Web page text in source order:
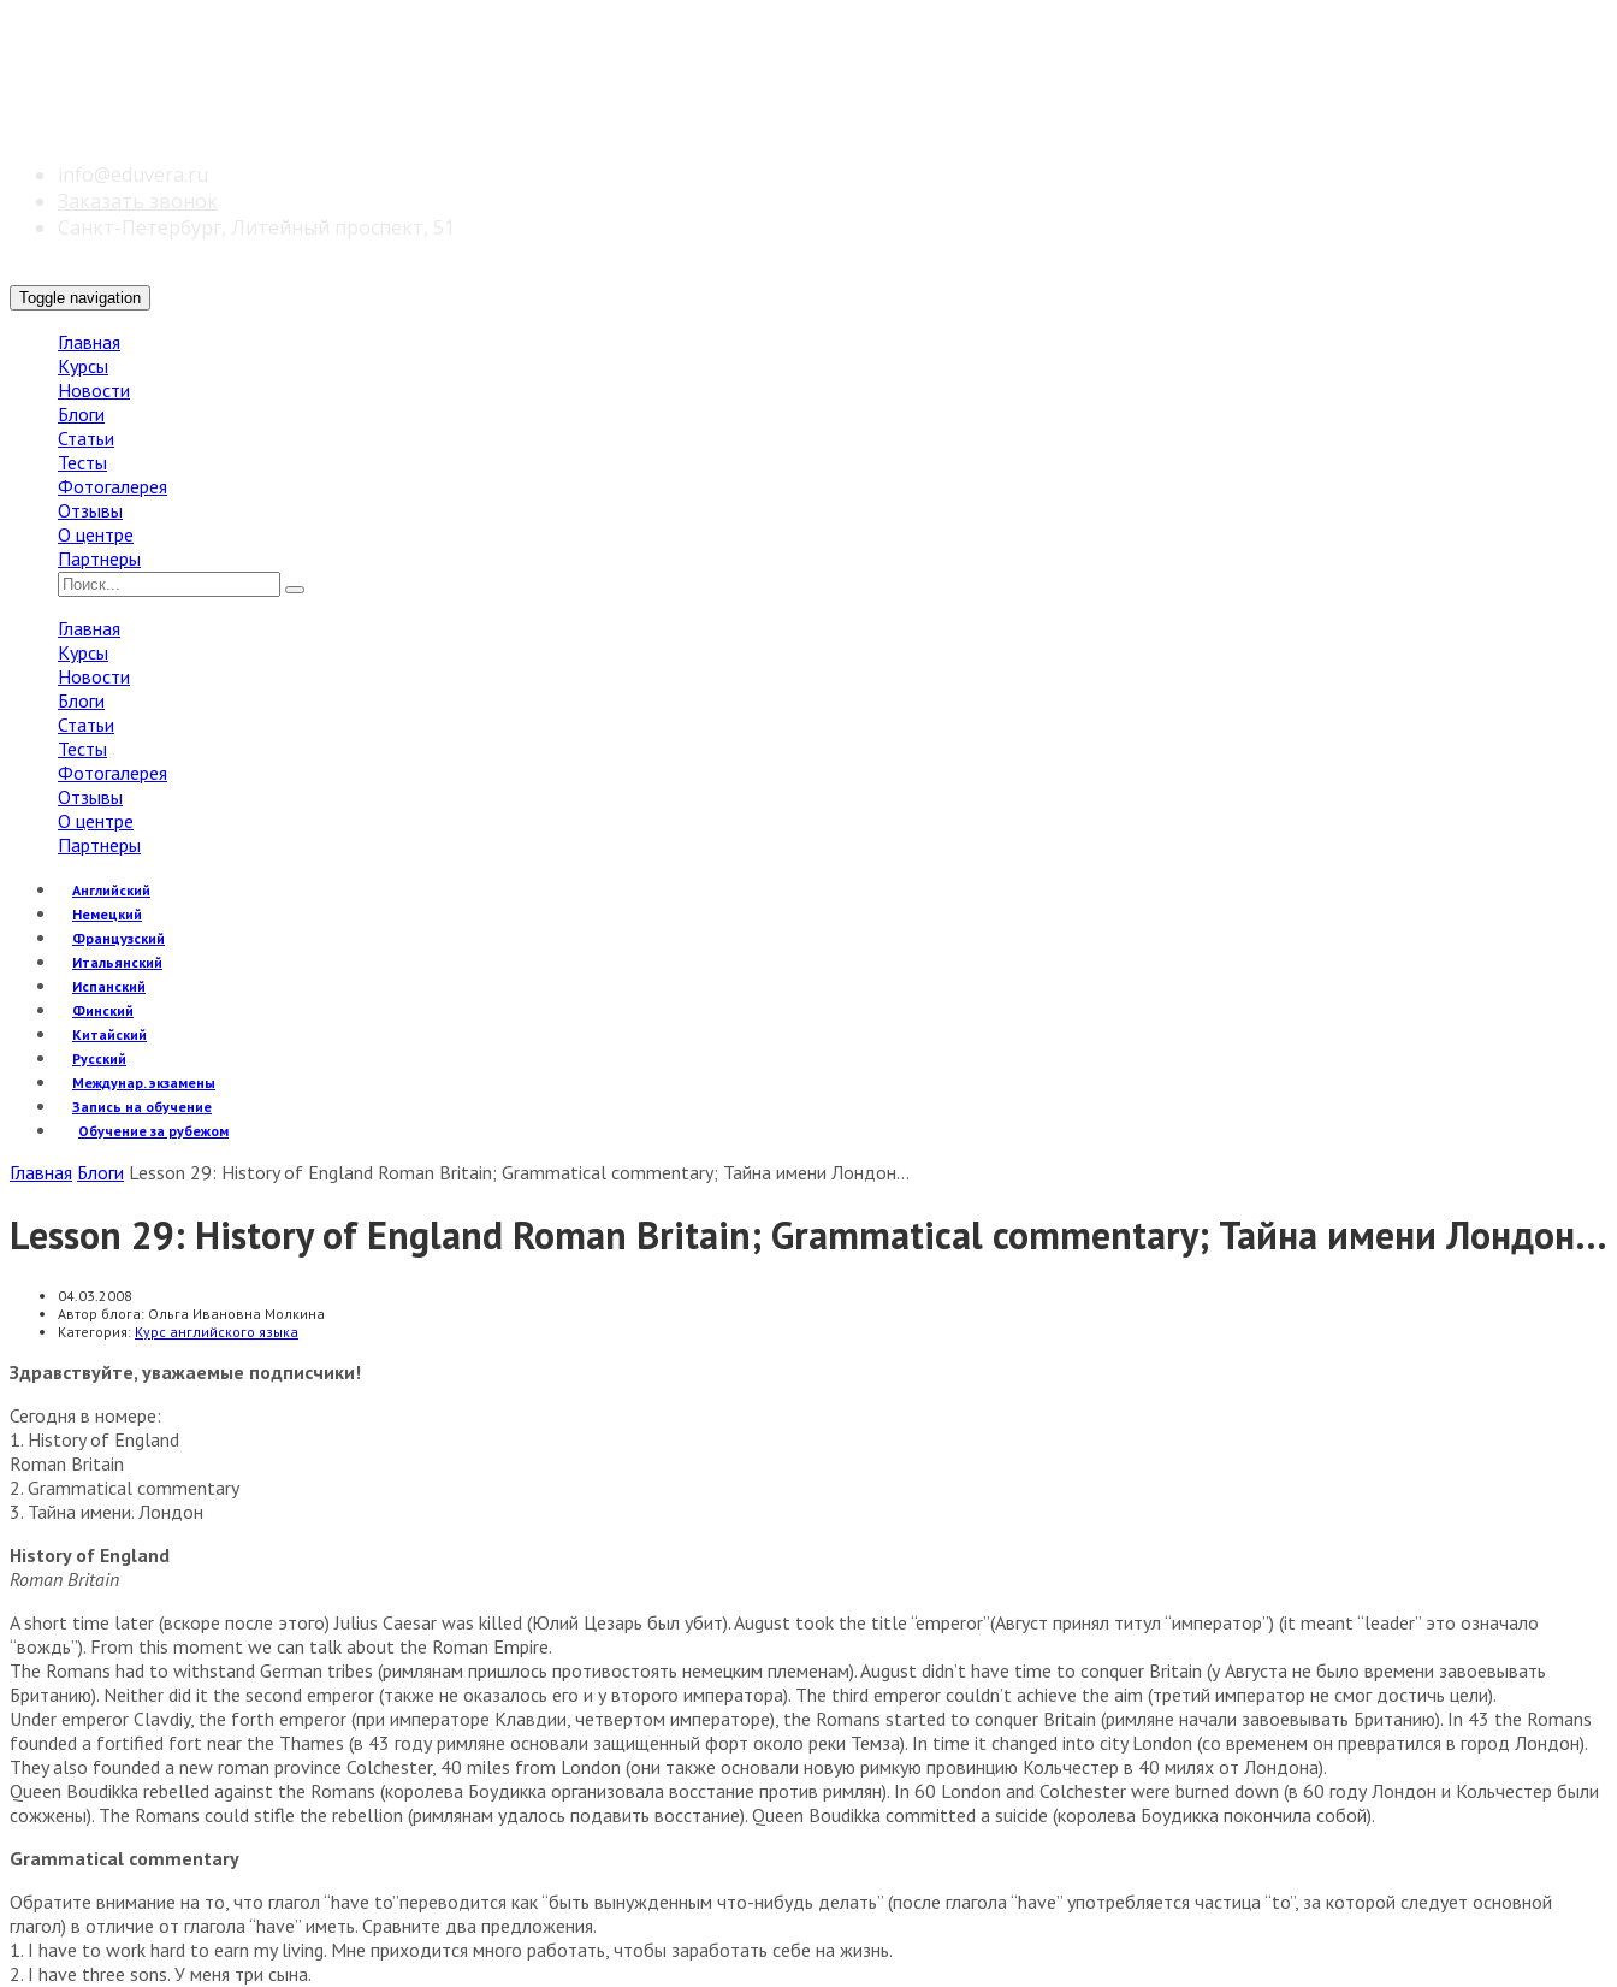
Toggle navigation
Главная
Курсы
Новости
Блоги
Статьи
Тесты
Фотогалерея
Отзывы
О центре
Партнеры
Главная
Курсы
Новости
Блоги
Статьи
Тесты
Фотогалерея
Отзывы
О центре
Партнеры
Английский
Немецкий
Французский
Итальянский
Испанский
Финский
Китайский
Русский
Междунар. экзамены
Запись на обучение
Обучение за рубежом
Главная Блоги Lesson 29: History of England Roman Britain; Grammatical commentary; Тайна имени Лондон…
Lesson 29: History of England Roman Britain; Grammatical commentary; Тайна имени Лондон…
04.03.2008
Автор блога: Ольга Ивановна Молкина
Категория: Курс английского языка
Здравствуйте, уважаемые подписчики!
Сегодня в номере:
1. History of England
Roman Britain
2. Grammatical commentary
3. Тайна имени. Лондон
History of England
Roman Britain
A short time later (вскоре после этого) Julius Caesar was killed (Юлий Цезарь был убит). August took the title “emperor”(Август принял титул “император”) (it meant “leader” это означало
“вождь”). From this moment we can talk about the Roman Empire.
The Romans had to withstand German tribes (римлянам пришлось противостоять немецким племенам). August didn’t have time to conquer Britain (у Августа не было времени завоевывать
Британию). Neither did it the second emperor (также не оказалось его и у второго императора). The third emperor couldn’t achieve the aim (третий император не смог достичь цели).
Under emperor Clavdiy, the forth emperor (при императоре Клавдии, четвертом императоре), the Romans started to conquer Britain (римляне начали завоевывать Британию). In 43 the Romans
founded a fortified fort near the Thames (в 43 году римляне основали защищенный форт около реки Темза). In time it changed into city London (со временем он превратился в город Лондон).
They also founded a new roman province Colchester, 40 miles from London (они также основали новую римкую провинцию Кольчестер в 40 милях от Лондона).
Queen Boudikka rebelled against the Romans (королева Боудикка организовала восстание против римлян). In 60 London and Colchester were burned down (в 60 году Лондон и Кольчестер были
сожжены). The Romans could stifle the rebellion (римлянам удалось подавить восстание). Queen Boudikka committed a suicide (королева Боудикка покончила собой).
Grammatical commentary
Обратите внимание на то, что глагол “have to”переводится как “быть вынужденным что-нибудь делать” (после глагола “have” употребляется частица “to”, за которой следует основной
глагол) в отличие от глагола “have” иметь. Сравните два предложения.
1. I have to work hard to earn my living. Мне приходится много работать, чтобы заработать себе на жизнь.
2. I have three sons. У меня три сына.